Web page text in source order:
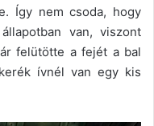
Így nem csoda, hogy
van, viszont
felütötte a fejét a bal
ívnél van egy kis